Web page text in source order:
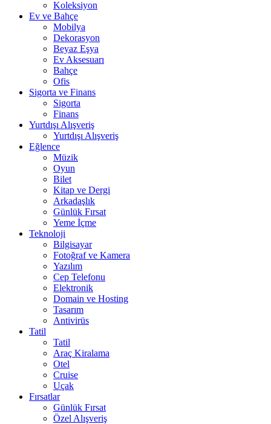
Koleksiyon
Ev ve Bahçe
Mobilya
Dekorasyon
Beyaz Eşya
Ev Aksesuarı
Bahçe
Ofis
Sigorta ve Finans
Sigorta
Finans
Yurtdışı Alışveriş
Yurtdışı Alışveriş
Eğlence
Müzik
Oyun
Bilet
Kitap ve Dergi
Arkadaşlık
Günlük Fırsat
Yeme İçme
Teknoloji
Bilgisayar
Fotoğraf ve Kamera
Yazılım
Cep Telefonu
Elektronik
Domain ve Hosting
Tasarım
Antivirüs
Tatil
Tatil
Araç Kiralama
Otel
Cruise
Uçak
Fırsatlar
Günlük Fırsat
Özel Alışveriş